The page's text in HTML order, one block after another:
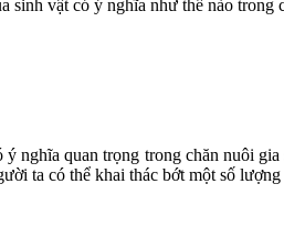
sinh vật có ý nghĩa như thế nào trong
nghĩa quan trọng trong chăn nuôi
ta có thể khai thác bớt một số